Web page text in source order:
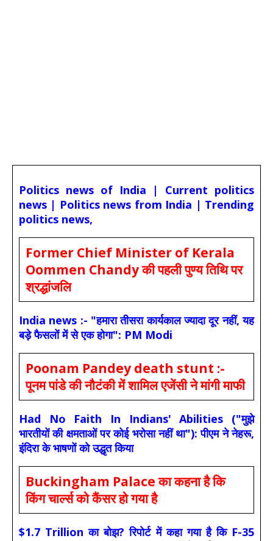
Politics news of India | Current politics
news | Politics news from India | Trending
politics news,
Former Chief Minister of Kerala
Oommen Chandy की पहली पुण्य तिथि पर
श्रद्धांजलि
India news :- "हमारा तीसरा कार्यकाल ज्यादा दूर नहीं, यह
बड़े फैसलों में से एक होगा": PM Modi
Poonam Pandey death stunt :-
पूनम पांडे की नौटंकी में शामिल एजेंसी ने मांगी माफी
Had No Faith In Indians' Abilities ("मुझे
भारतीयों की क्षमताओं पर कोई भरोसा नहीं था"): पीएम ने नेहरू,
इंदिरा के भाषणों को उद्धृत किया
Buckingham Palace का कहना है कि
किंग चार्ल्स को कैंसर हो गया है
$1.7 Trillion का बोझ? रिपोर्ट में कहा गया है कि F-35